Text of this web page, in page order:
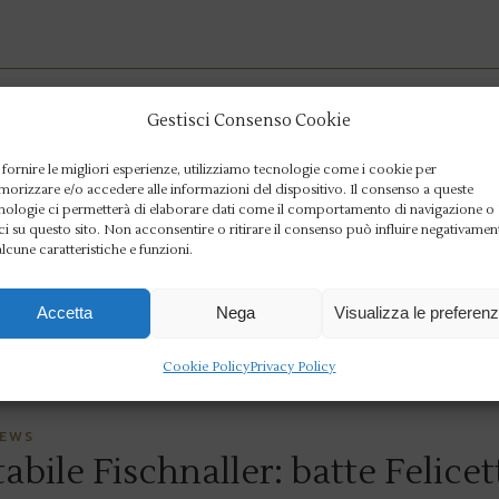
Gestisci Consenso Cookie
fornire le migliori esperienze, utilizziamo tecnologie come i cookie per
e/o accedere alle informazioni del dispositivo. Il consenso a queste
ci permetterà di elaborare dati come il comportamento di navigazione o
su questo sito. Non acconsentire o ritirare il consenso può influire
caratteristiche e funzioni.
Accetta Nega Visualizza le
Cookie PolicyPrivacy Policy
trionfa nel PGS di
c’è la settima Olimpiade
ha conquistato il primo posto a Simonhöhe.
cornice dell’ottavo slalom gigante p
Fischnaller: batte